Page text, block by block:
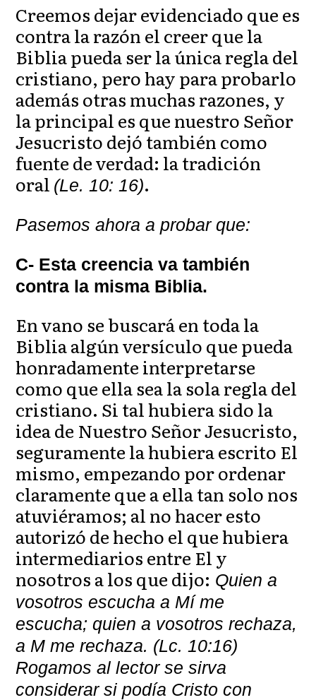
Creemos dejar evidenciado que es
contra la razón el creer que la
Biblia pueda ser la única regla del
cristiano, pero hay para probarlo
además otras muchas razones, y
la principal es que nuestro Señor
Jesucristo dejó también como
fuente de verdad: la tradición
oral (Le. 10: 16).
Pasemos ahora a probar que:
C- Esta creencia va también
contra la misma Biblia.
En vano se buscará en toda la
Biblia algún versículo que pueda
honradamente interpretarse
como que ella sea la sola regla del
cristiano. Si tal hubiera sido la
idea de Nuestro Señor Jesucristo,
seguramente la hubiera escrito El
mismo, empezando por ordenar
claramente que a ella tan solo nos
atuviéramos; al no hacer esto
autorizó de hecho el que hubiera
intermediarios entre El y
nosotros a los que dijo: Quien a
vosotros escucha a Mí me
escucha; quien a vosotros rechaza,
a M me rechaza. (Lc. 10:16)
Rogamos al lector se sirva
considerar si podía Cristo con